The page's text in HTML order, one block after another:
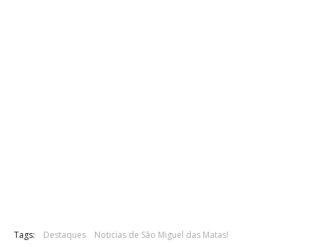
Tags: Destaques Noticias de São Miguel das Matas!